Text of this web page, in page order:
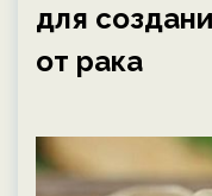
для
от рака